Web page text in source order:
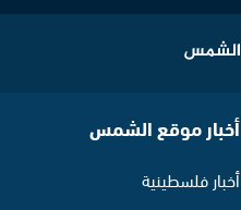
أخبار موقع الشمس
أخبار فلسطينية